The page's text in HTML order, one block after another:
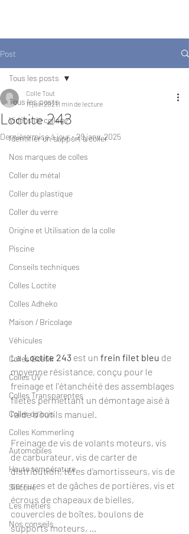
Post
Tous les posts
Vidéos de collage
Identifier un support à coller
Nos marques de colles
Coller du métal
Coller du plastique
Coller du verre
Origine et Utilisation de la colle
Piscine
Conseils techniques
Colles Loctite
Colles Adheko
Maison / Bricolage
Véhicules
Colles Bostik
Colles UV
Colles Transparentes
Coller du bois
Colles Kommerling
Automobiles
Haute température
Silicone
Les métiers
Nos conseils
Tous les posts
Loctite 243
Colle Tout
11 juin 20211 min de lecture
Dernière mise à jour :29 janv. 2025
La Loctite 243 est un frein filet bleu de
moyenne résistance, conçu pour le
freinage et l'étanchéité des assemblages
filetés permettant un démontage aisé à
l'aide d'outils manuel.
Freinage de vis de volants moteurs, vis
de carburateur, vis de carter de
distribution, têtes d’amortisseurs, vis de
serrures et de gâches de portières, vis et
écrous de chapeaux de bielles,
couvercles de boîtes, boulons de
supports moteurs, ...